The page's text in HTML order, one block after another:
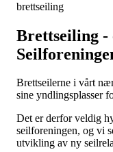
brettseiling
Brettseiling -
Brettseilerne i vårt
sine yndlingsplasser
Det er derfor veldig
seilforeningen, og vi
utvikling av ny